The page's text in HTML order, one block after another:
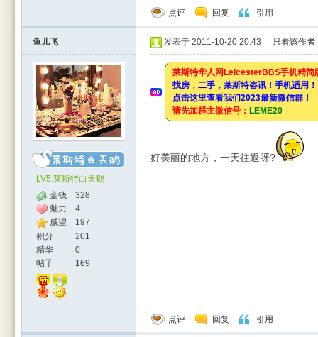
点评 回复 引用
鱼儿飞
LV5.莱斯特白天鹅
金钱
328
魅力
4
威望
197
积分
201
精华
0
帖子
169
发表于 2011-10-20 20:43 只看该作者
莱斯特华人网LeicesterBBS手机精简
找房，二手，莱斯特咨讯！手机适用！
点击这里查看我们2023最新微信群！
请先加群主微信号： LEME20
好美丽的地方，一天往返呀?
点评 回复 引用